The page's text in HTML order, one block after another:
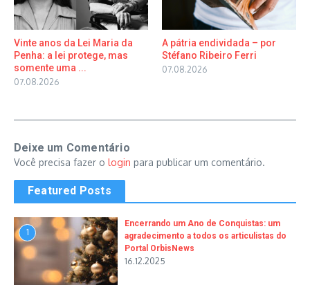
Vinte anos da Lei Maria da
Penha: a lei protege, mas
somente uma ...
07.08.2026
A pátria endividada – por
Stéfano Ribeiro Ferri
07.08.2026
Deixe um Comentário
Você precisa fazer o login para publicar um comentário.
Featured Posts
1
Encerrando um Ano de Conquistas: um
agradecimento a todos os articulistas do
Portal OrbisNews
16.12.2025